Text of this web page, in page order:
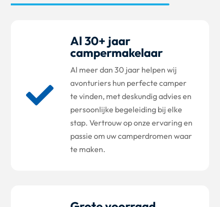

Al 30+ jaar
campermakelaar
Al meer dan 30 jaar helpen wij
avonturiers hun perfecte camper
te vinden, met deskundig advies en
persoonlijke begeleiding bij elke
stap. Vertrouw op onze ervaring en
passie om uw camperdromen waar
te maken.